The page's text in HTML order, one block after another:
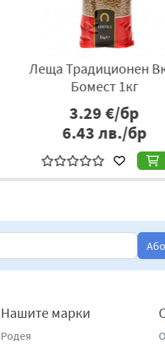
Леща Традиционен
Бомест 1кг
3.29€/бр
6.43лв./бр
Нашите марки
Родея